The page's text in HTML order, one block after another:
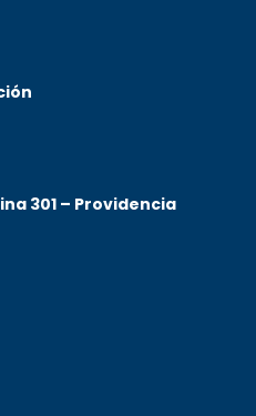
301 – Providencia